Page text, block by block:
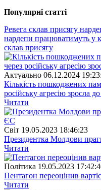
Популярнi статтi
Ревега склав присягу
нардепи працюватимуть у
склав присягу
Актуально 06.12.2024
Кількість пошкоджених
російську агресію зросла
Читати
Свiт 19.05.2023 18:46:23
Президентка Молдови
Читати
Полiтика 19.05.2023
Пентагон переоцінив
Читати